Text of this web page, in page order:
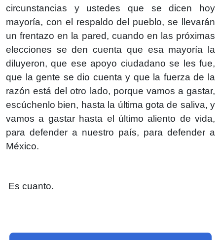
circunstancias y ustedes que se dicen hoy
mayoría, con el respaldo del pueblo, se llevarán
un frentazo en la pared, cuando en las próximas
elecciones se den cuenta que esa mayoría la
diluyeron, que ese apoyo ciudadano se les fue,
que la gente se dio cuenta y que la fuerza de la
razón está del otro lado, porque vamos a gastar,
escúchenlo bien, hasta la última gota de saliva, y
vamos a gastar hasta el último aliento de vida,
para defender a nuestro país, para defender a
México.
Es cuanto.